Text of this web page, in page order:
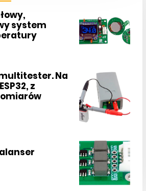
system
Na
z